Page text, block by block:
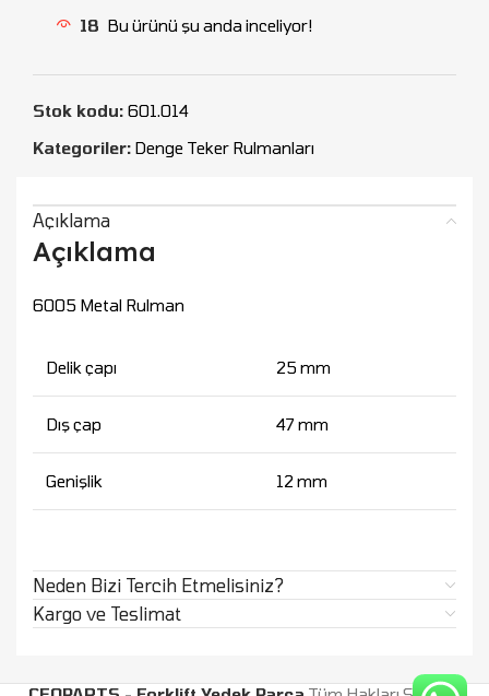
18 Bu ürünü şu anda inceliyor!
Stok kodu: 601.014
Kategoriler: Denge Teker Rulmanları
Açıklama
Açıklama
6005 Metal Rulman
Delik çapı 25 mm
Dış çap 47 mm
Genişlik 12 mm
Neden Bizi Tercih Etmelisiniz?
Kargo ve Teslimat